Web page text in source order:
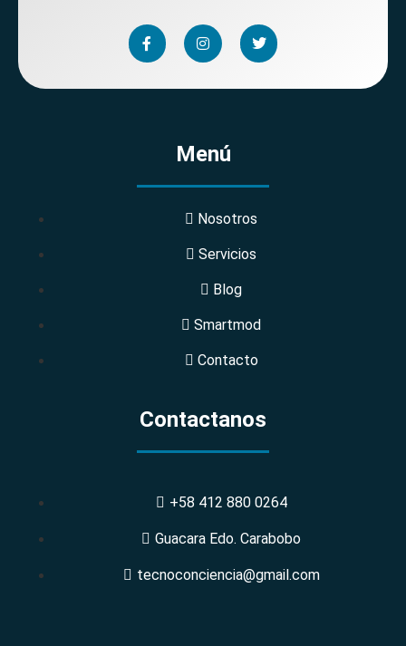
Menú
Nosotros
Servicios
Blog
Smartmod
Contacto
Contactanos
+58 412 880 0264
Guacara Edo. Carabobo
tecnoconciencia@gmail.com